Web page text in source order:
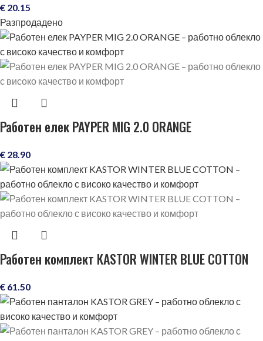
€ 20.15
Разпродадено
Работен елек PAYPER MIG 2.0 ORANGE
€ 28.90
Работен комплект KASTOR WINTER BLUE COTTON
€ 61.50